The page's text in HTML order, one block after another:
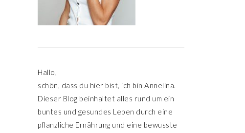
Hallo,
schön, dass du hier bist, ich bin Annelina.
Dieser Blog beinhaltet alles rund um ein
buntes und gesundes Leben durch eine
pflanzliche Ernährung und eine bewusste